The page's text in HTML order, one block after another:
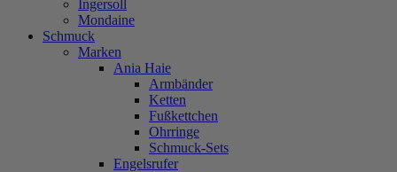
Ingersoll
Mondaine
Schmuck
Marken
Ania Haie
Armbänder
Ketten
Fußkettchen
Ohrringe
Schmuck-Sets
Engelsrufer